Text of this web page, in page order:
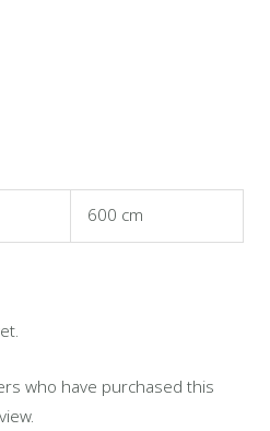
600 cm
who have purchased this